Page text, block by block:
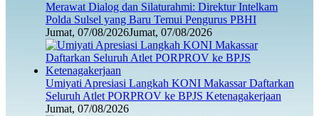
Merawat Dialog dan Silaturahmi: Direktur Intelkam
Polda Sulsel yang Baru Temui Pengurus PBHI
Jumat, 07/08/2026Jumat, 07/08/2026
Umiyati Apresiasi Langkah KONI Makassar Daftarkan
Seluruh Atlet PORPROV ke BPJS Ketenagakerjaan
Jumat, 07/08/2026